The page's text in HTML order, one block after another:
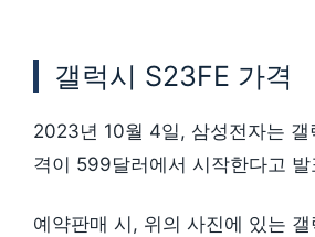
갤럭시 S23FE 가격
2023년 10월 4일, 삼성전자는 갤
격이 599달러에서 시작한다고
예약판매 시, 위의 사진에 있는